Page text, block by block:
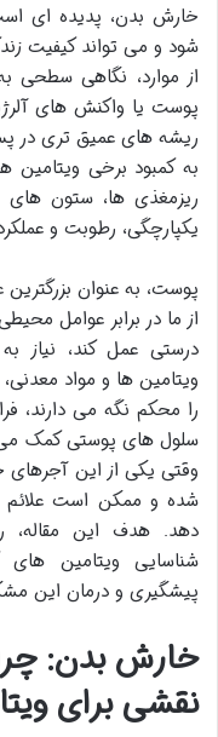
خارش بدن، پدیده ای
شود و می تواند کیفیت
از موارد، نگاهی سطحی
پوست یا واکنش های
ریشه های عمیق تری در
به کمبود برخی ویتامین
ریزمغذی ها، ستون
یکپارچگی، رطوبت و
پوست، به عنوان
از ما در برابر عوامل
درستی عمل کند، نیاز
ویتامین ها و مواد
را محکم نگه می دارند،
سلول های پوستی کمک می
وقتی یکی از این
شده و ممکن است علائم
دهد. هدف این مقاله،
شناسایی ویتامین های
پیشگیری و درمان این
خارش بدن:
نقشی برای